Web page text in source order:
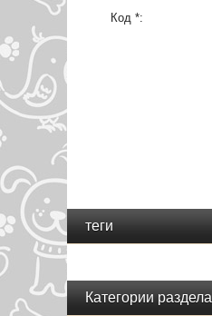
Код *:
теги
Категории раздела